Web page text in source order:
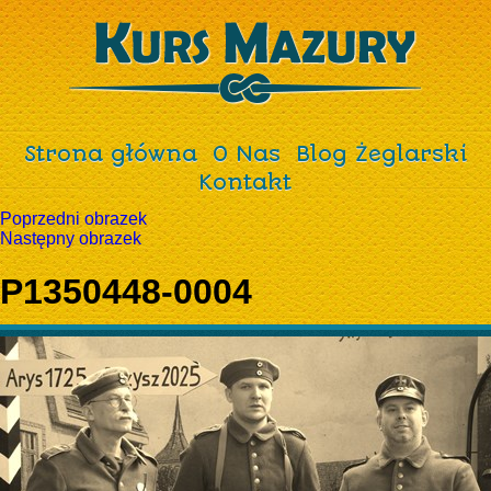
Strona główna O Nas
Blog Żeglarski
Kontakt
Poprzedni obrazek
Następny obrazek
P1350448-0004